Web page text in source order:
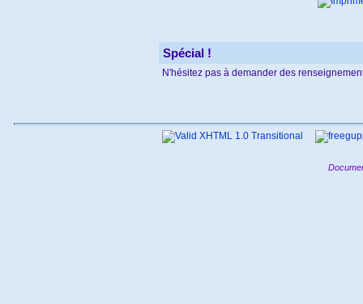
Spécial !
N'hésitez pas à demander des